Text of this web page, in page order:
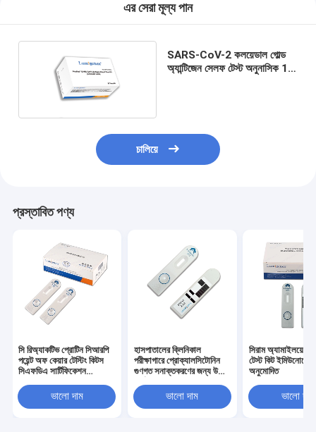
এর সেরা মূল্য পান
SARS-CoV-2 কলয়েডাল গোল্ড
অ্যান্টিজেন সেলফ টেস্ট অনুনাসিক 15
চালিয়ে
প্রস্তাবিত পণ্য
সি রিঅ্যাকটিভ প্রোটিন সিআরপি
পয়েন্ট অফ কেয়ার টেস্টিং কিটস
সিএফডিএ সার্টিফিকেশন
ভালো দাম
হাসপাতালের ক্লিনিকাল
পরীক্ষাগারে প্রোক্যালসিটোনিন
গুণগত সনাক্তকরণের জন্য উচ্চ
ভালো দাম
সিরাম অ্যামাইলয়েড
টেস্ট কিট ইমিউনোসে
অনুমোদিত
ভালো দাম